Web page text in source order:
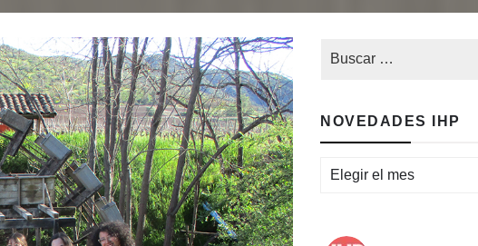
NOVEDADES IHP
Novedades